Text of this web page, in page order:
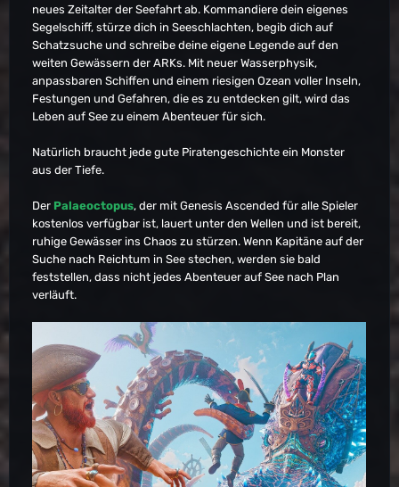
neues Zeitalter der Seefahrt ab. Kommandiere dein eigenes
Segelschiff, stürze dich in Seeschlachten, begib dich auf
Schatzsuche und schreibe deine eigene Legende auf den
weiten Gewässern der ARKs. Mit neuer Wasserphysik,
anpassbaren Schiffen und einem riesigen Ozean voller Inseln,
Festungen und Gefahren, die es zu entdecken gilt, wird das
Leben auf See zu einem Abenteuer für sich.
Natürlich braucht jede gute Piratengeschichte ein Monster
aus der Tiefe.
Der Palaeoctopus, der mit Genesis Ascended für alle Spieler
kostenlos verfügbar ist, lauert unter den Wellen und ist bereit,
ruhige Gewässer ins Chaos zu stürzen. Wenn Kapitäne auf der
Suche nach Reichtum in See stechen, werden sie bald
feststellen, dass nicht jedes Abenteuer auf See nach Plan
verläuft.